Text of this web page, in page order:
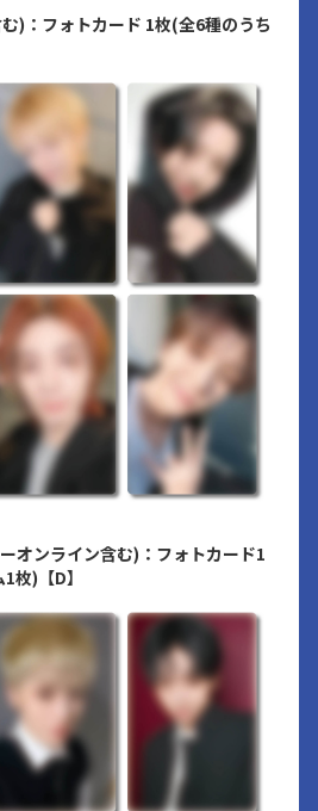
)：フォトカード 1枚(全6種のうち
オンライン含む)：フォトカード1
枚)【D】